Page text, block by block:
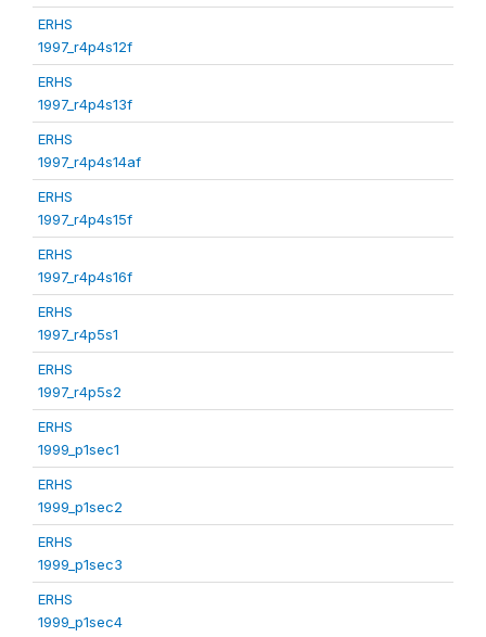
ERHS
1997_r4p4s12f
ERHS
1997_r4p4s13f
ERHS
1997_r4p4s14af
ERHS
1997_r4p4s15f
ERHS
1997_r4p4s16f
ERHS
1997_r4p5s1
ERHS
1997_r4p5s2
ERHS
1999_p1sec1
ERHS
1999_p1sec2
ERHS
1999_p1sec3
ERHS
1999_p1sec4